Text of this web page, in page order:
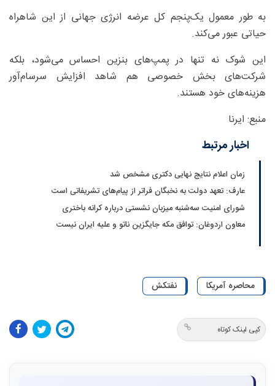
به طور معمول یک‌پنجم کل عرضه انرژی جهانی از این شاهراه
حیاتی عبور می‌کند.
این شوک نه تنها در پمپ‌های بنزین احساس می‌شود، بلکه
شرکت‌های بخش خصوصی هم شاهد افزایش سرسام‌آور
هزینه‌های خود هستند.
منبع: ایرنا
اخبار مرتبط
زمان اعلام نتایج نهایی دکتری مشخص شد
عارف: تعهد دولت به نخبگان فراتر از پیام‎‌های تشریفاتی است
شورای امنیت سه‌شنبه میزبان نشستی درباره کرانه باختری
معاون اردوغان: توافق مکه جایگزین ناتو و علیه ایران نیست
محاصره آمریکا نفتکش
کپی لینک کوتاه